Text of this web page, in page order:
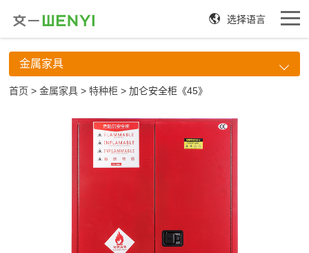
选择语言
金属家具
首页 >金属家具 >特种柜 > 加仑安全柜《45》